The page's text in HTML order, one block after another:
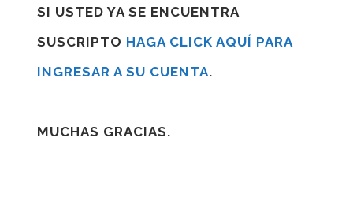
SI USTED YA SE ENCUENTRA
SUSCRIPTO HAGA CLICK AQUÍ PARA
INGRESAR A SU CUENTA.
MUCHAS GRACIAS.